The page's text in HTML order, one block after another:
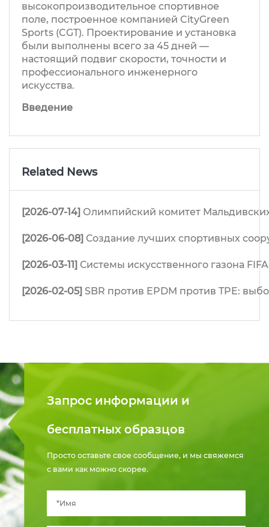
Введение
высокопроизводительное спортивное
поле, построенное компанией CityGreen
Sports (CGT). Проектирование и установка
были выполнены всего за 45 дней —
настоящий подвиг скорости, точности и
профессионального инженерного
искусства.
Related News
[2026-07-14] Олимпийский комитет
[2026-06-08] Создание лучших спортивных
[2026-03-11] Системы искусственного газона
[2026-02-05] SBR против EPDM против TPE:
Запрос информации и
бесплатных образцов
Просто оставьте свое сообщение, и мы свяжемся
с вами как можно скорее.